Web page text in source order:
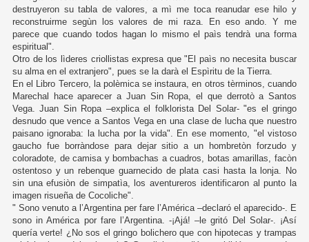
destruyeron su tabla de valores, a mì me toca reanudar ese hilo y
reconstruirme segùn los valores de mi raza. En eso ando. Y me
parece que cuando todos hagan lo mismo el paìs tendrà una forma
espiritual".
Otro de los lìderes criollistas expresa que "El paìs no necesita buscar
su alma en el extranjero", pues se la darà el Espìritu de la Tierra.
En el Libro Tercero, la polèmica se instaura, en otros tèrminos, cuando
Marechal hace aparecer a Juan Sin Ropa, el que derrotò a Santos
Vega. Juan Sin Ropa –explica el folklorista Del Solar- "es el gringo
desnudo que vence a Santos Vega en una clase de lucha que nuestro
paisano ignoraba: la lucha por la vida". En ese momento, "el vistoso
gaucho fue borràndose para dejar sitio a un hombretòn forzudo y
coloradote, de camisa y bombachas a cuadros, botas amarillas, facòn
ostentoso y un rebenque guarnecido de plata casi hasta la lonja. No
sin una efusiòn de simpatìa, los aventureros identificaron al punto la
imagen risueña de Cocoliche".
" Sono venuto a l’Argentina per fare l’América –declaró el aparecido-. E
sono in América por fare l’Argentina. -¡Ajá! –le gritó Del Solar-. ¡Así
quería verte! ¿No sos el gringo bolichero que con hipotecas y trampas